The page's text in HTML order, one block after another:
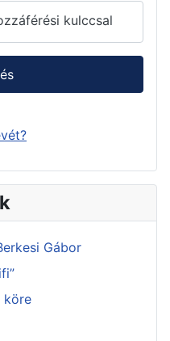
kulccsal
Gábor
köre